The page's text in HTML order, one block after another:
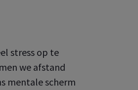
stress op te
we afstand
mentale scherm